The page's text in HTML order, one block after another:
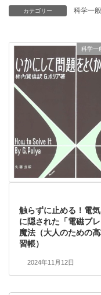
カテゴリー 科学一般
科学一
触らずに止める！電
に隠された「電磁ブ
魔法（大人のための
習帳）
2024年11月12日